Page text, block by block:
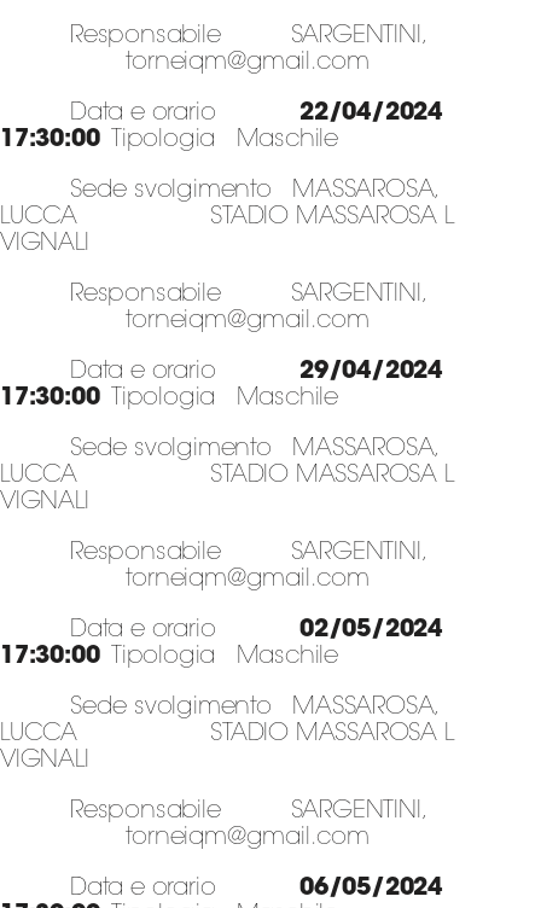
Responsabile SARGENTINI,
torneiqm@gmail.com
Data e orario 22/04/2024
17:30:00Tipologia Maschile
Sede svolgimento MASSAROSA,
LUCCA STADIO MASSAROSA L
VIGNALI
Responsabile SARGENTINI,
torneiqm@gmail.com
Data e orario 29/04/2024
17:30:00Tipologia Maschile
Sede svolgimento MASSAROSA,
LUCCA STADIO MASSAROSA L
VIGNALI
Responsabile SARGENTINI,
torneiqm@gmail.com
Data e orario 02/05/2024
17:30:00Tipologia Maschile
Sede svolgimento MASSAROSA,
LUCCA STADIO MASSAROSA L
VIGNALI
Responsabile SARGENTINI,
torneiqm@gmail.com
Data e orario 06/05/2024